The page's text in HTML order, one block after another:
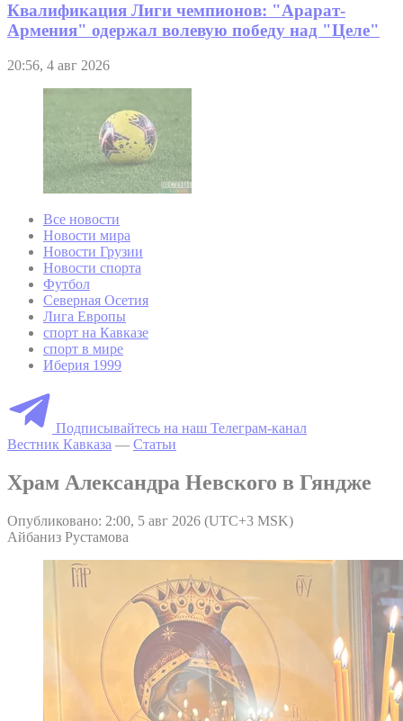
Квалификация Лиги чемпионов: "Арарат-
Армения" одержал волевую победу над "Целе"
20:56, 4 авг 2026
Все новости
Новости мира
Новости Грузии
Новости спорта
Футбол
Северная Осетия
Лига Европы
спорт на Кавказе
спорт в мире
Иберия 1999
Подписывайтесь на наш Телеграм-канал
Вестник Кавказа — Статьи
Храм Александра Невского в Гяндже
Опубликовано: 2:00, 5 авг 2026 (UTC+3 MSK)
Айбаниз Рустамова